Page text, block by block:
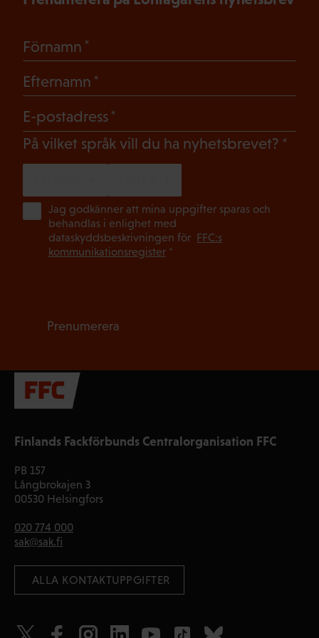
Finlands Fackförbunds Centralorganisation FFC
PB 157
Långbrokajen 3
00530 Helsingfors
020 774 000
sak@sak.fi
ALLA KONTAKTUPPGIFTER
Förnamn
Efternamn
E-postadress
På vilket språk vill du ha nyhetsbrevet?
Jag godkänner att mina uppgifter sparas och
behandlas i enlighet med
dataskyddsbeskrivningen för FFC:s
kommunikationsregister*
Prenumerera